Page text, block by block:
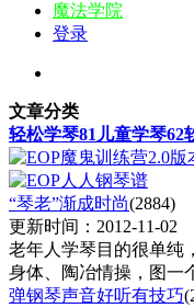
魔法学院
登录
文章分类
轻松学琴81 儿童学琴62
“琴老”渐成时尚(2884)
更新时间：2012-11-02
老年人学琴目的很单纯
身体、陶冶情操，图一
弹钢琴声音好听有技巧